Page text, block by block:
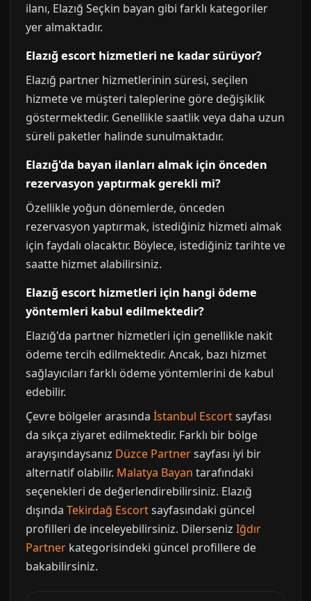
ilanı, Elazığ Seçkin bayan gibi farklı kategoriler
yer almaktadır.
Elazığ escort hizmetleri ne kadar sürüyor?
Elazığ partner hizmetlerinin süresi, seçilen
hizmete ve müşteri taleplerine göre değişiklik
göstermektedir. Genellikle saatlik veya daha uzun
süreli paketler halinde sunulmaktadır.
Elazığ'da bayan ilanları almak için önceden
rezervasyon yaptırmak gerekli mi?
Özellikle yoğun dönemlerde, önceden
rezervasyon yaptırmak, istediğiniz hizmeti almak
için faydalı olacaktır. Böylece, istediğiniz tarihte ve
saatte hizmet alabilirsiniz.
Elazığ escort hizmetleri için hangi ödeme
yöntemleri kabul edilmektedir?
Elazığ'da partner hizmetleri için genellikle nakit
ödeme tercih edilmektedir. Ancak, bazı hizmet
sağlayıcıları farklı ödeme yöntemlerini de kabul
edebilir.
Çevre bölgeler arasında İstanbul Escortsayfası
da sıkça ziyaret edilmektedir. Farklı bir bölge
arayışındaysanız Düzce Partnersayfası iyi bir
alternatif olabilir. Malatya Bayan tarafındaki
seçenekleri de değerlendirebilirsiniz. Elazığ
dışında Tekirdağ Escortsayfasındaki güncel
profilleri de inceleyebilirsiniz. Dilerseniz Iğdır
Partner kategorisindeki güncel profillere de
bakabilirsiniz.